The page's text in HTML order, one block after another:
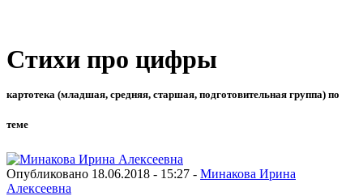
Стихи про цифры
картотека (младшая, средняя, старшая, подготовительная группа) по
теме
Опубликовано 18.06.2018 - 15:27 - Минакова Ирина
Алексеевна